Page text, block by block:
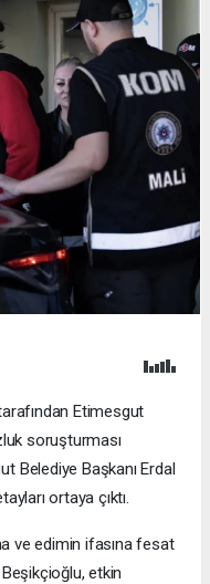
Etimesgut
soruşturması
Belediye Başkanı Erdal
ortaya çıktı.
ve edimin ifasına fesat
etkin